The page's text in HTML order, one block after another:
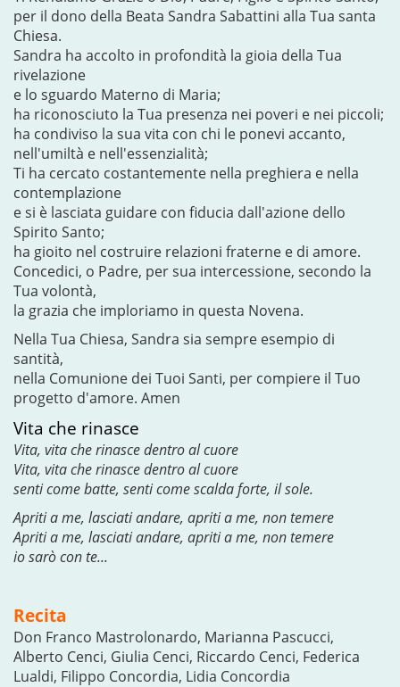
per il dono della Beata Sandra Sabattini alla Tua santa
Chiesa.
Sandra ha accolto in profondità la gioia della Tua
rivelazione
e lo sguardo Materno di Maria;
ha riconosciuto la Tua presenza nei poveri e nei piccoli;
ha condiviso la sua vita con chi le ponevi accanto,
nell'umiltà e nell'essenzialità;
Ti ha cercato costantemente nella preghiera e nella
contemplazione
e si è lasciata guidare con fiducia dall'azione dello
Spirito Santo;
ha gioito nel costruire relazioni fraterne e di amore.
Concedici, o Padre, per sua intercessione, secondo la
Tua volontà,
la grazia che imploriamo in questa Novena.
Nella Tua Chiesa, Sandra sia sempre esempio di
santità,
nella Comunione dei Tuoi Santi, per compiere il Tuo
progetto d'amore. Amen
Vita che rinasce
Vita, vita che rinasce dentro al cuore
Vita, vita che rinasce dentro al cuore
senti come batte, senti come scalda forte, il sole.
Apriti a me, lasciati andare, apriti a me, non temere
Apriti a me, lasciati andare, apriti a me, non temere
io sarò con te...
Recita
Don Franco Mastrolonardo, Marianna Pascucci,
Alberto Cenci, Giulia Cenci, Riccardo Cenci, Federica
Lualdi, Filippo Concordia, Lidia Concordia